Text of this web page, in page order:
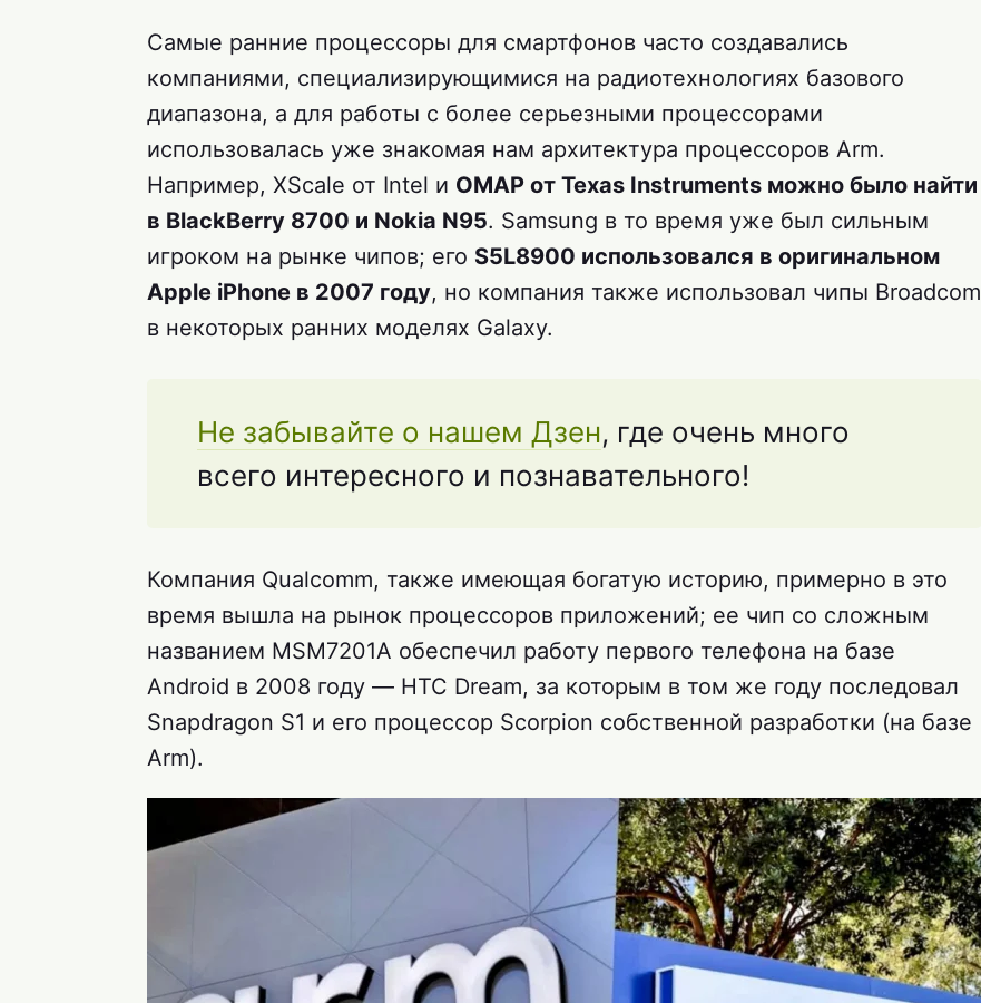
Самые ранние процессоры для смартфонов часто создавались
компаниями, специализирующимися на радиотехнологиях базового
диапазона, а для работы с более серьезными процессорами
использовалась уже знакомая нам архитектура процессоров Arm.
Например, XScale от Intel и OMAP от Texas Instruments можно было найти
в BlackBerry 8700 и Nokia N95. Samsung в то время уже был сильным
игроком на рынке чипов; его S5L8900 использовался в оригинальном
Apple iPhone в 2007 году, но компания также использовал чипы Broadcom
в некоторых ранних моделях Galaxy.
Не забывайте о нашем Дзен, где очень много
всего интересного и познавательного!
Компания Qualcomm, также имеющая богатую историю, примерно в это
время вышла на рынок процессоров приложений; ее чип со сложным
названием MSM7201A обеспечил работу первого телефона на базе
Android в 2008 году — HTC Dream, за которым в том же году последовал
Snapdragon S1 и его процессор Scorpion собственной разработки (на базе
Arm).